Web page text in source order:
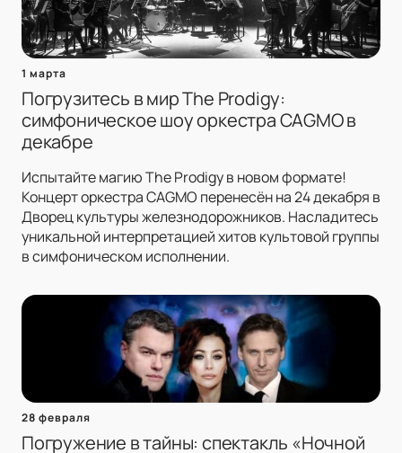
1 марта
Погрузитесь в мир The Prodigy:
симфоническое шоу оркестра CAGMO в
декабре
Испытайте магию The Prodigy в новом формате!
Концерт оркестра CAGMO перенесён на 24 декабря в
Дворец культуры железнодорожников. Насладитесь
уникальной интерпретацией хитов культовой группы
в симфоническом исполнении.
28 февраля
Погружение в тайны: спектакль «Ночной